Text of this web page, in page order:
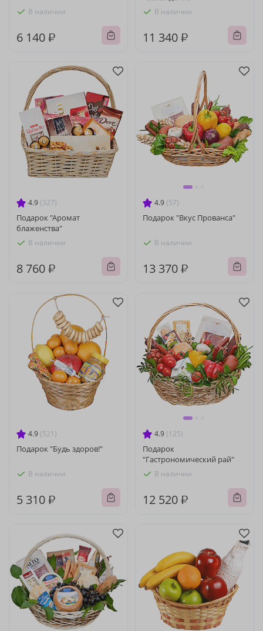
В наличии
6 140 ₽
В наличии
11 340 ₽
4.9 (327)
Подарок "Аромат
блаженства"
В наличии
8 760 ₽
4.9 (57)
Подарок "Вкус Прованса"
В наличии
13 370 ₽
4.9 (521)
Подарок "Будь здоров!"
В наличии
5 310 ₽
4.9 (125)
Подарок
"Гастрономический рай"
В наличии
12 520 ₽